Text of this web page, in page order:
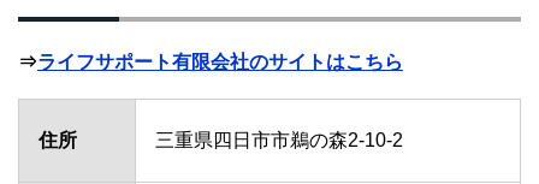
⇒ライフサポート有限会社のサイトはこちら
住所 三重県四日市市鵜の森2-10-2